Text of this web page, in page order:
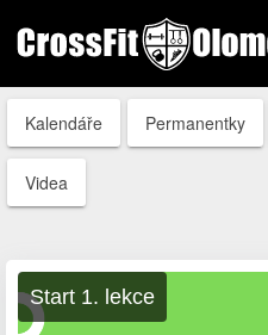
Kalendáře Permanentky
Videa
Start 1. lekce